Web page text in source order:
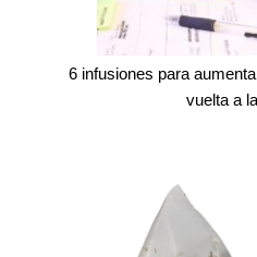
6 infusiones para
vuelta a